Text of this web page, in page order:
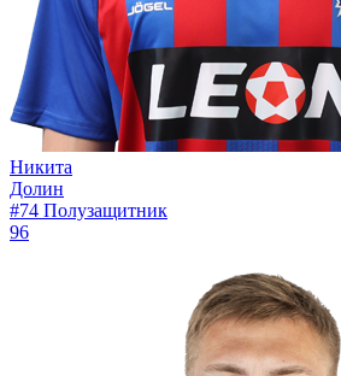
Никита
Долин
#74 Полузащитник
96